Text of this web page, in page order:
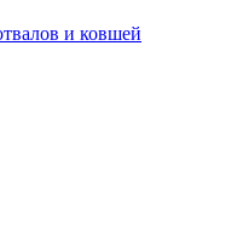
и ковшей